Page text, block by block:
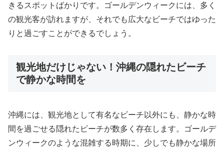
きるスポットばかりです。ゴールデンウィークには、多く
の観光客が訪れますが、それでも広大なビーチではゆった
りと過ごすことができるでしょう。
観光地だけじゃない！沖縄の隠れたビーチ
で静かな時間を
沖縄には、観光地として有名なビーチ以外にも、静かな時
間を過ごせる隠れたビーチが数多く存在します。ゴールデ
ンウィークのような混雑する時期に、少しでも静かな場所